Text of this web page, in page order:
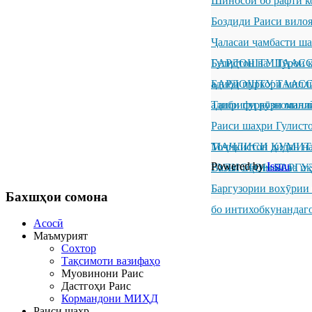
Боздиди Раиси
Ҷаласаи ҷамбасти
Гулистон ва Шӯрои
БАРДОШТУ
адиби пуркори
БАРДОШТУ
адиби пуркори
Ташрифи
Раиси шаҳри
Тоҷикистон дидан
МАҶЛИСИ
ГУЛИСТОН
Вазъи иҷтимоӣ ва
Баргузории
бо
Powered byIssuu
Бахшҳои сомона
Асосӣ
Маъмурият
Сохтор
Тақсимоти вазифаҳо
Муовинони Раис
Дастгоҳи Раис
Кормандони МИҲД